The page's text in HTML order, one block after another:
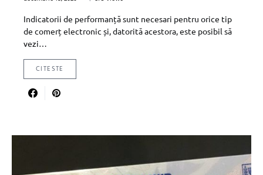
Indicatorii de performanță sunt necesari pentru orice tip
de comerț electronic și, datorită acestora, este posibil să
vezi…
CITESTE